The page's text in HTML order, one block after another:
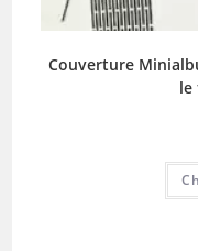
Couverture
le